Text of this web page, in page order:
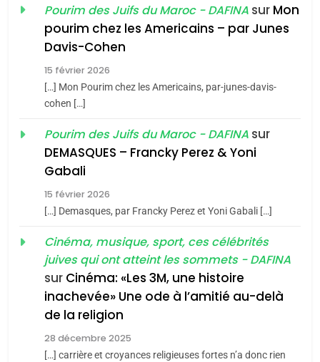
Maroc : Les amandes de
Tafraout, le miel de Tadla
du terroir
Oeil ravageur – Vanessa
De Loya Stauber
«Tu dis génocide, je dis
guerre»: La nouvelle
chanson de Boy George
ISRAÉL JUDAISME
Pourim des Juifs du Maroc - DAFINA sur Mon
pourim chez les Americains – par Junes
Davis-Cohen
15 février 2026
[…] Mon Pourim chez les Americains, par-junes-davis-
cohen […]
Pourim des Juifs du Maroc - DAFINA sur
DEMASQUES – Francky Perez & Yoni
Gabali
15 février 2026
[…] Demasques, par Francky Perez et Yoni Gabali […]
Cinéma, musique, sport, ces célébrités
juives qui ont atteint les sommets - DAFINA
sur Cinéma: «Les 3M, une histoire
inachevée» Une ode à l’amitié au-delà
de la religion
28 décembre 2025
[…] carrière et croyances religieuses fortes n’a donc rien
meurtrière selon le rapport
l’antisémitisme
FIÈRE, DIGNE ET RÉSILIENTE :
POURQUOI JE REVENDIQUE
MA JUDAÏTE par Thérèse
Zrihen-Dvir
ISRAÉL